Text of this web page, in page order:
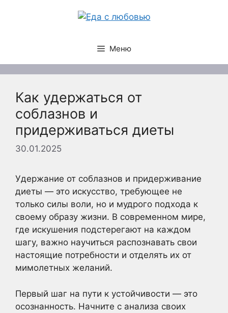
Меню
Как удержаться от
соблазнов и
придерживаться диеты
30.01.2025
Удержание от соблазнов и придерживание
диеты — это искусство, требующее не
только силы воли, но и мудрого подхода к
своему образу жизни. В современном мире,
где искушения подстерегают на каждом
шагу, важно научиться распознавать свои
настоящие потребности и отделять их от
мимолетных желаний.
Первый шаг на пути к устойчивости — это
осознанность. Начните с анализа своих